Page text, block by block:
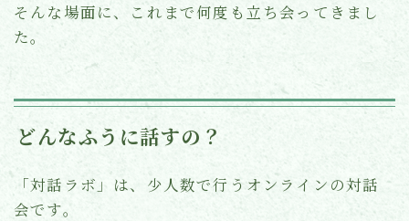
そんな場面に、これまで何度も立ち会ってきまし
た。
どんなふうに話すの？
「対話ラボ」は、少人数で行うオンラインの対話
会です。